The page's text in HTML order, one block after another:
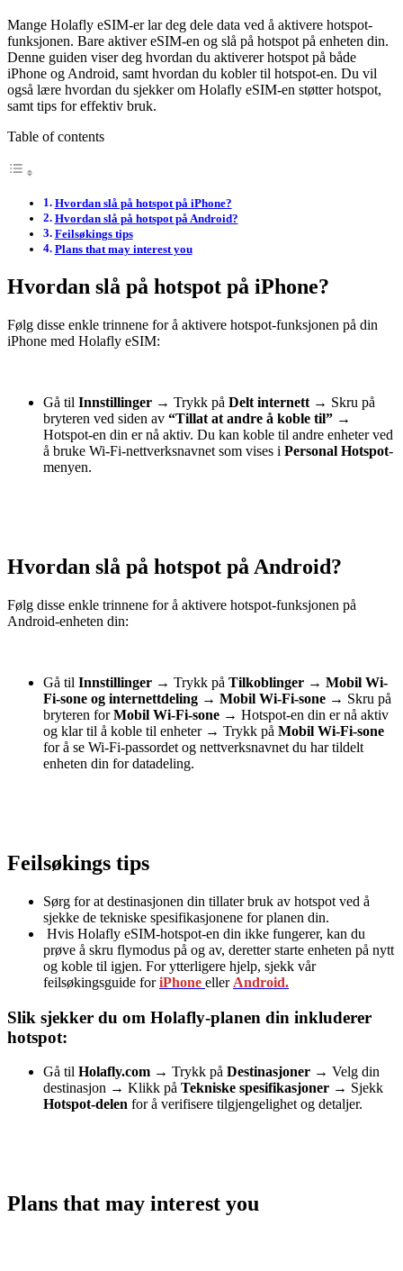
Mange Holafly eSIM-er lar deg dele data ved å aktivere hotspot-
funksjonen. Bare aktiver eSIM-en og slå på hotspot på enheten din.
Denne guiden viser deg hvordan du aktiverer hotspot på både
iPhone og Android, samt hvordan du kobler til hotspot-en. Du vil
også lære hvordan du sjekker om Holafly eSIM-en støtter hotspot,
samt tips for effektiv bruk.
Table of contents
Hvordan slå på hotspot på iPhone?
Hvordan slå på hotspot på Android?
Feilsøkings tips
Plans that may interest you
Hvordan slå på hotspot på iPhone?
Følg disse enkle trinnene for å aktivere hotspot-funksjonen på din
iPhone med Holafly eSIM:
Gå til Innstillinger → Trykk på Delt internett → Skru på
bryteren ved siden av “Tillat at andre å koble til” →
Hotspot-en din er nå aktiv. Du kan koble til andre enheter ved
å bruke Wi-Fi-nettverksnavnet som vises i Personal Hotspot-
menyen.
Hvordan slå på hotspot på Android?
Følg disse enkle trinnene for å aktivere hotspot-funksjonen på
Android-enheten din:
Gå til Innstillinger → Trykk på Tilkoblinger → Mobil Wi-
Fi-sone og internettdeling → Mobil Wi-Fi-sone → Skru på
bryteren forMobil Wi-Fi-sone → Hotspot-en din er nå aktiv
og klar til å koble til enheter → Trykk på Mobil Wi-Fi-sone
for å se Wi-Fi-passordet og nettverksnavnet du har tildelt
enheten din for datadeling.
Feilsøkings tips
Sørg for at destinasjonen din tillater bruk av hotspot ved å
sjekke de tekniske spesifikasjonene for planen din.
Hvis Holafly eSIM-hotspot-en din ikke fungerer, kan du
prøve å skru flymodus på og av, deretter starte enheten på nytt
og koble til igjen. For ytterligere hjelp, sjekk vår
feilsøkingsguide foriPhone eller Android.
Slik sjekker du om Holafly-planen din inkluderer
hotspot:
Gå til Holafly.com → Trykk på Destinasjoner → Velg din
destinasjon → Klikk på Tekniske spesifikasjoner → Sjekk
Hotspot-delen for å verifisere tilgjengelighet og detaljer.
Plans that may interest you